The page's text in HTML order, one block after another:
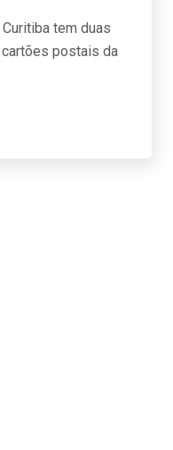
tem duas
cartões postais da